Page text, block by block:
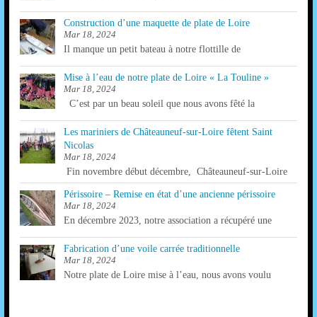
U
E
S
É
V
È
N
E
M
E
N
T
M
E
N
T
S
Construction d’une maquette de plate de Loire
Mar 18, 2024
Il manque un petit bateau à notre flottille de
Mise à l’eau de notre plate de Loire « La Touline »
Mar 18, 2024
C’est par un beau soleil que nous avons fêté la
Les mariniers de Châteauneuf-sur-Loire fêtent Saint
Nicolas
Mar 18, 2024
Fin novembre début décembre, Châteauneuf-sur-Loire
Périssoire – Remise en état d’une ancienne périssoire
Mar 18, 2024
En décembre 2023, notre association a récupéré une
Fabrication d’une voile carrée traditionnelle
Mar 18, 2024
Notre plate de Loire mise à l’eau, nous avons voulu